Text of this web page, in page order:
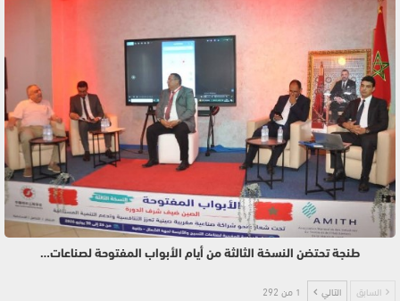
طنجة تحتضن النسخة الثالثة من أيام الأبواب المفتوحة لصناعات…
السابق التالي 1 من 292